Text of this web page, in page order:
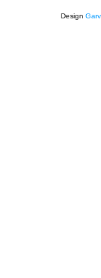
Design